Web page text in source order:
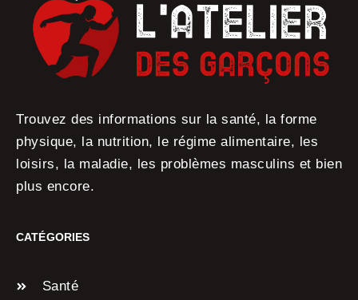
Trouvez des informations sur la santé, la forme
physique, la nutrition, le régime alimentaire, les
loisirs, la maladie, les problèmes masculins et bien
plus encore.
CATÉGORIES
Santé